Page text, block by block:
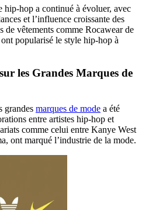
hip-hop a continué à évoluer, avec
et l’influence croissante des
de vêtements comme Rocawear de
popularisé le style hip-hop à
les Grandes Marques de
grandes marques de mode a été
entre artistes hip-hop et
comme celui entre Kanye West
ont marqué l’industrie de la mode.